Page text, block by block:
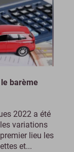
barème
2022 a été
variations
lieu les
et...